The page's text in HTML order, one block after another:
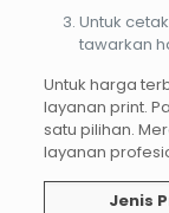
Untuk
tawarkan
Untuk harga
layanan print.
satu pilihan.
layanan
Jenis